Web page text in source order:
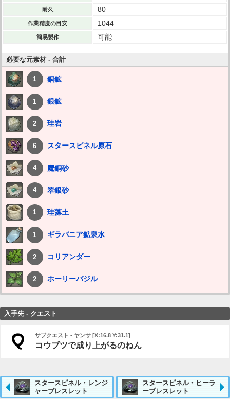
耐久 80
作業精度の目安 1044
簡易製作 可能
必要な元素材 - 合計
1 銅鉱
1 銀鉱
2 珪岩
6 スタースピネル原石
4 魔銅砂
4 翠銀砂
1 珪藻土
1 ギラバニア鉱泉水
2 コリアンダー
2 ホーリーバジル
入手先 - クエスト
サブクエスト - ヤンサ [X:16.8 Y:31.1]
コウブツで成り上がるのねん
スタースピネル・レンジ
ャーブレスレット
スタースピネル・ヒーラ
ーブレスレット